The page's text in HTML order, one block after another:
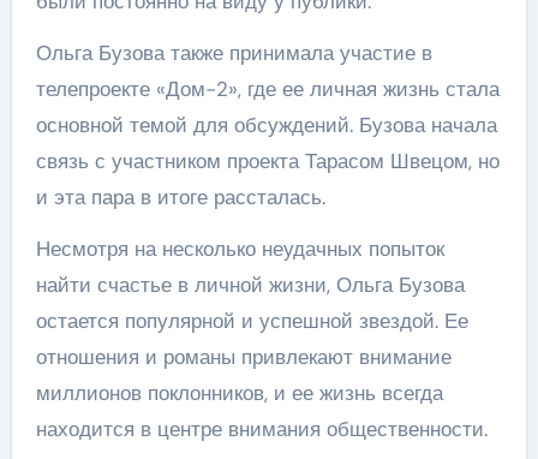
Ольга Бузова также принимала участие в
телепроекте «Дом-2», где ее личная жизнь стала
основной темой для обсуждений. Бузова начала
связь с участником проекта Тарасом Швецом, но
и эта пара в итоге рассталась.
Несмотря на несколько неудачных попыток
найти счастье в личной жизни, Ольга Бузова
остается популярной и успешной звездой. Ее
отношения и романы привлекают внимание
миллионов поклонников, и ее жизнь всегда
находится в центре внимания общественности.